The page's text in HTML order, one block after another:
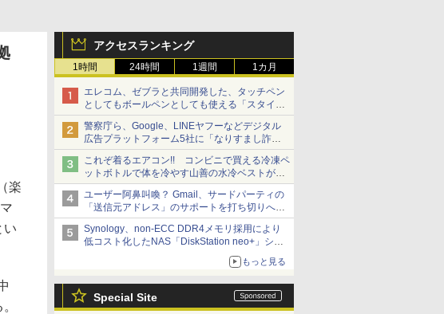
アクセスランキング
1時間 24時間 1週間 1カ月
エレコム、ゼブラと共同開発した、タッチペン
としてもボールペンとしても使える「スタイラ
スツーウェイ」発売 iPadにも紙にも、持ち替
えずに書き込める
警察庁ら、Google、LINEヤフーなどデジタル
広告プラットフォーム5社に「なりすまし詐欺
広告」対策強化を要請 著名人の写真や映像を
使った投資詐欺などへの対策として
これぞ着るエアコン!! コンビニで買える冷凍ペ
ットボトルで体を冷やす山善の水冷ベストがロ
ードバイクにちょうどいい【ぼっち・ざ・ろー
ど！その14】【空いた時間でなにしてる？】
ユーザー阿鼻叫喚？ Gmail、サードパーティの
「送信元アドレス」のサポートを打ち切りへ
【やじうまWatch】
Synology、non-ECC DDR4メモリ採用により
低コスト化したNAS「DiskStation neo+」シリ
ーズ 予算を抑えて導入でき、ECCメモリへの
もっと見る
Special Site
楽
い